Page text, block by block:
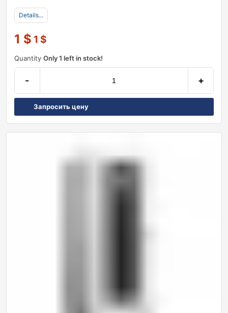
Details...
1 $ 1 $
Quantity Only 1 left in stock!
- +
Запросить цену